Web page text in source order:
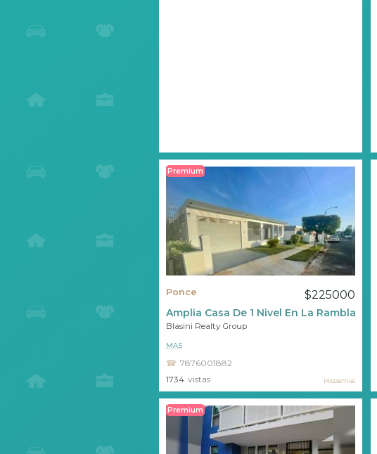
Premium
Ponce $225000
Amplia Casa De 1 Nivel En La Rambla
Blasini Realty Group
7876001882
MAS
1734 vistas PR22817145
Premium